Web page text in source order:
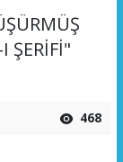
ŞERİFİ"
468